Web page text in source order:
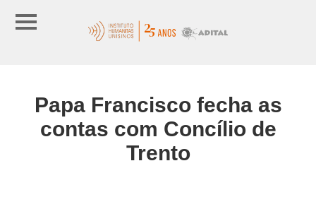
Papa Francisco fecha as
contas com Concílio de
Trento